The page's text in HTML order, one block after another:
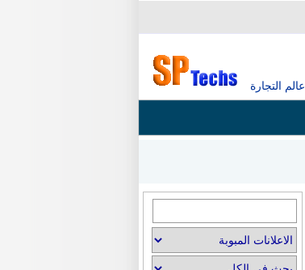
عالم التجارة